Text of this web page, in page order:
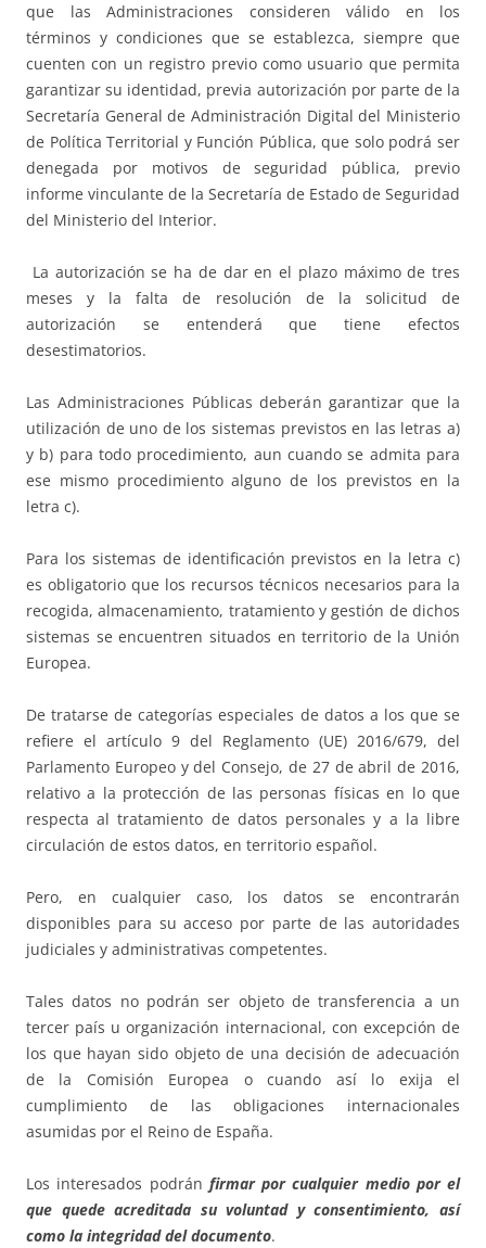
que las Administraciones consideren válido en los
términos y condiciones que se establezca, siempre que
cuenten con un registro previo como usuario que permita
garantizar su identidad, previa autorización por parte de la
Secretaría General de Administración Digital del Ministerio
de Política Territorial y Función Pública, que solo podrá ser
denegada por motivos de seguridad pública, previo
informe vinculante de la Secretaría de Estado de Seguridad
del Ministerio del Interior.
La autorización se ha de dar en el plazo máximo de tres
meses y la falta de resolución de la solicitud de
autorización se entenderá que tiene efectos
desestimatorios.
Las Administraciones Públicas deberán garantizar que la
utilización de uno de los sistemas previstos en las letras a)
y b) para todo procedimiento, aun cuando se admita para
ese mismo procedimiento alguno de los previstos en la
letra c).
Para los sistemas de identificación previstos en la letra c)
es obligatorio que los recursos técnicos necesarios para la
recogida, almacenamiento, tratamiento y gestión de dichos
sistemas se encuentren situados en territorio de la Unión
Europea.
De tratarse de categorías especiales de datos a los que se
refiere el artículo 9 del Reglamento (UE) 2016/679, del
Parlamento Europeo y del Consejo, de 27 de abril de 2016,
relativo a la protección de las personas físicas en lo que
respecta al tratamiento de datos personales y a la libre
circulación de estos datos, en territorio español.
Pero, en cualquier caso, los datos se encontrarán
disponibles para su acceso por parte de las autoridades
judiciales y administrativas competentes.
Tales datos no podrán ser objeto de transferencia a un
tercer país u organización internacional, con excepción de
los que hayan sido objeto de una decisión de adecuación
de la Comisión Europea o cuando así lo exija el
cumplimiento de las obligaciones internacionales
asumidas por el Reino de España.
Los interesados podrán firmar por cualquier medio por el
que quede acreditada su voluntad y consentimiento, así
como la integridad del documento.